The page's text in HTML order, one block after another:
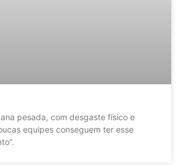
pesada, com desgaste físico e
equipes conseguem ter esse